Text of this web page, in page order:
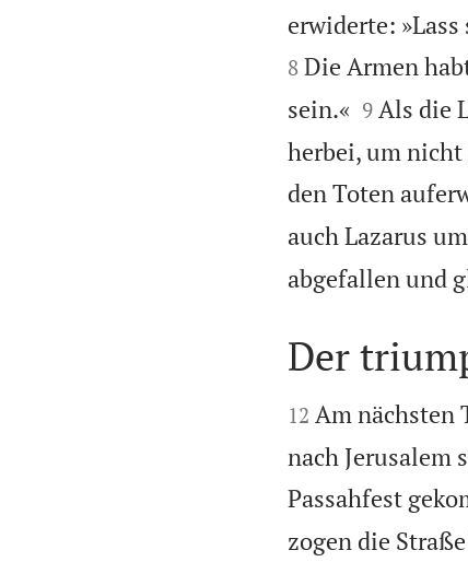
erwiderte:
8 Die Armen
sein.«
9 Als die
herbei, um nicht
den Toten
auch Lazarus
abgefallen und

Der

12 Am nächsten
nach Jerusalem
Passahfest
zogen die